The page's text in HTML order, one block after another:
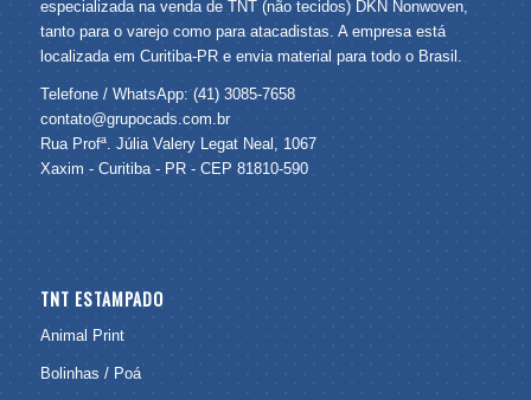
especializada na venda de TNT (não tecidos) DKN Nonwoven,
tanto para o varejo como para atacadistas. A empresa está
localizada em Curitiba-PR e envia material para todo o Brasil.
Telefone / WhatsApp: (41) 3085-7658
contato@grupocads.com.br
Rua Profª. Júlia Valery Legat Neal, 1067
Xaxim - Curitiba - PR - CEP 81810-590
TNT ESTAMPADO
Animal Print
Bolinhas / Poá